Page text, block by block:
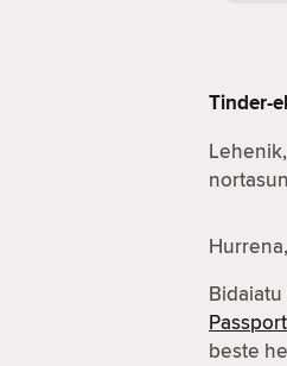
Tinder-
Hurrena,
beste